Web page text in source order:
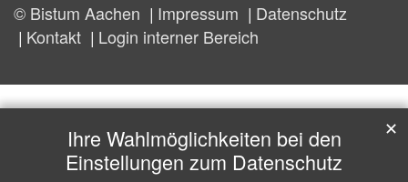
© Bistum Aachen Impressum
Datenschutz
Kontakt
Login interner Bereich
Ihre Wahlmöglichkeiten bei den
Einstellungen zum Datenschutz
✕